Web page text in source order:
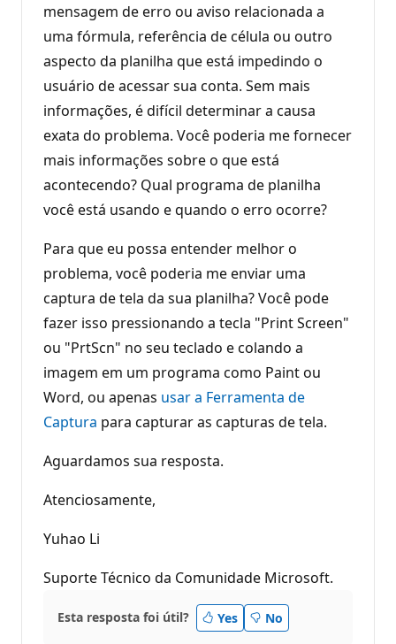
mensagem de erro ou aviso relacionada a
uma fórmula, referência de célula ou outro
aspecto da planilha que está impedindo o
usuário de acessar sua conta. Sem mais
informações, é difícil determinar a causa
exata do problema. Você poderia me fornecer
mais informações sobre o que está
acontecendo? Qual programa de planilha
você está usando e quando o erro ocorre?
Para que eu possa entender melhor o
problema, você poderia me enviar uma
captura de tela da sua planilha? Você pode
fazer isso pressionando a tecla "Print Screen"
ou "PrtScn" no seu teclado e colando a
imagem em um programa como Paint ou
Word, ou apenas usar a Ferramenta de
Captura para capturar as capturas de tela.
Aguardamos sua resposta.
Atenciosamente,
Yuhao Li
Suporte Técnico da Comunidade Microsoft.
Esta resposta foi útil? Yes No